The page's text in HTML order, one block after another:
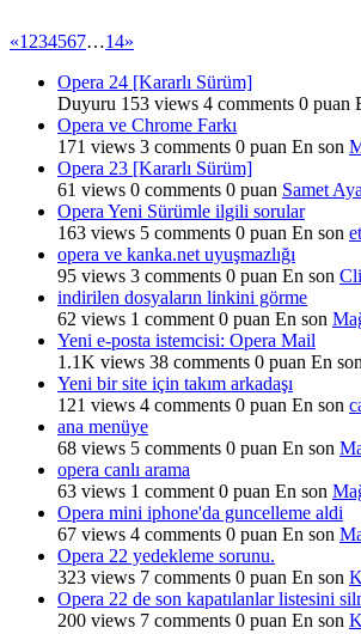
«1234567…14»
Opera 24 [Kararlı Sürüm]
Duyuru 153 views 4 comments 0 puan
Opera ve Chrome Farkı
171 views 3 comments 0 puan En son
Opera 23 [Kararlı Sürüm]
61 views 0 comments 0 puan Samet
Opera Yeni Sürümle ilgili sorular
163 views 5 comments 0 puan En son
opera ve kanka.net uyuşmazlığı
95 views 3 comments 0 puan En son
indirilen dosyaların linkini görme
62 views 1 comment 0 puan En son
Yeni e-posta istemcisi: Opera Mail
1.1K views 38 comments 0 puan En
Yeni bir site için takım arkadaşı
121 views 4 comments 0 puan En son
ana menüye
68 views 5 comments 0 puan En son
opera canlı arama
63 views 1 comment 0 puan En son
Opera mini iphone'da guncelleme aldi
67 views 4 comments 0 puan En son
Opera 22 yedekleme sorunu.
323 views 7 comments 0 puan En son
Opera 22 de son kapatılanlar listesini
200 views 7 comments 0 puan En son